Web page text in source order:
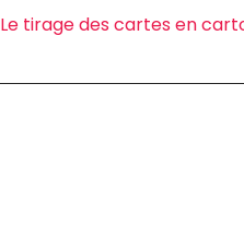
Le tirage des cartes en